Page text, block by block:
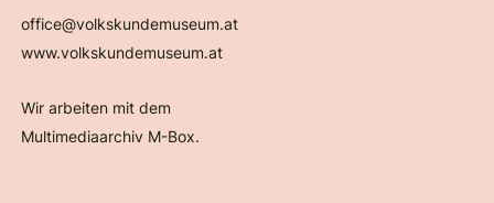
office@volkskundemuseum.at
www.volkskundemuseum.at
Wir arbeiten mit dem
Multimediaarchiv M-Box.